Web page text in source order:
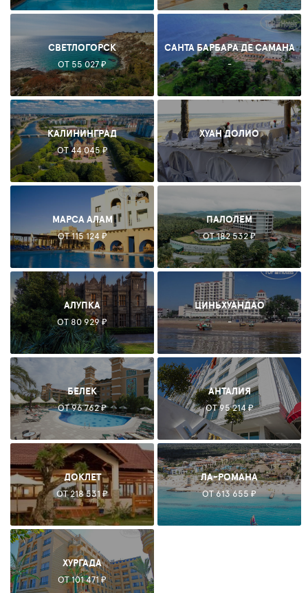
СВЕТЛОГОРСК
ОТ 55 027 ₽
САНТА БАРБАРА ДЕ САМАНА
-
КАЛИНИНГРАД
ОТ 44 045 ₽
ХУАН ДОЛИО
-
МАРСА АЛАМ
ОТ 115 124 ₽
ПАЛОЛЕМ
ОТ 182 532 ₽
АЛУПКА
ОТ 80 929 ₽
ЦИНЬХУАНДАО
-
БЕЛЕК
ОТ 96 762 ₽
АНТАЛИЯ
ОТ 95 214 ₽
ДОКЛЕТ
ОТ 218 531 ₽
ЛА-РОМАНА
ОТ 613 655 ₽
ХУРГАДА
ОТ 101 471 ₽